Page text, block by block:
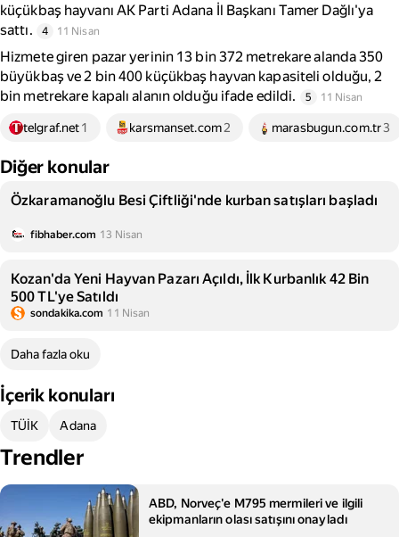
küçükbaş hayvanı AK Parti Adana İl Başkanı Tamer Dağlı'ya
sattı.
4 11 Nisan
Hizmete giren pazar yerinin 13 bin 372 metrekare alanda 350
büyükbaş ve 2 bin 400 küçükbaş hayvan kapasiteli olduğu, 2
bin metrekare kapalı alanın olduğu ifade edildi.
5 11 Nisan
telgraf.net1 karsmanset.com2 marasbugun.com.tr3
Diğer konular
Özkaramanoğlu Besi Çiftliği'nde kurban satışları başladı
fibhaber.com 13 Nisan
Kozan'da Yeni Hayvan Pazarı Açıldı, İlk Kurbanlık 42 Bin
500 TL'ye Satıldı
sondakika.com 11 Nisan
Daha fazla oku
İçerik konuları
TÜİK Adana
Trendler
ABD, Norveç'e M795 mermileri ve ilgili
ekipmanların olası satışını onayladı